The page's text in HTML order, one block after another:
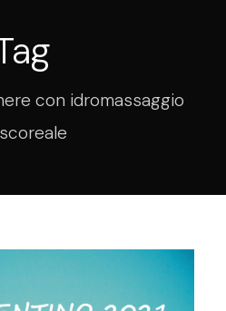
con idromassaggio